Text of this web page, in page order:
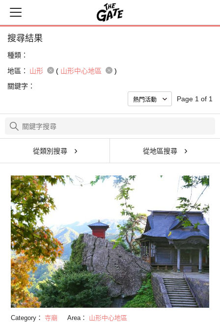
搜尋結果
種類：
地區：
山形 ( 山形中心地區
)
關鍵字：
Page 1 of 1
從類別搜尋 從地區搜尋
Category： 寺廟 Area： 山形中心地區